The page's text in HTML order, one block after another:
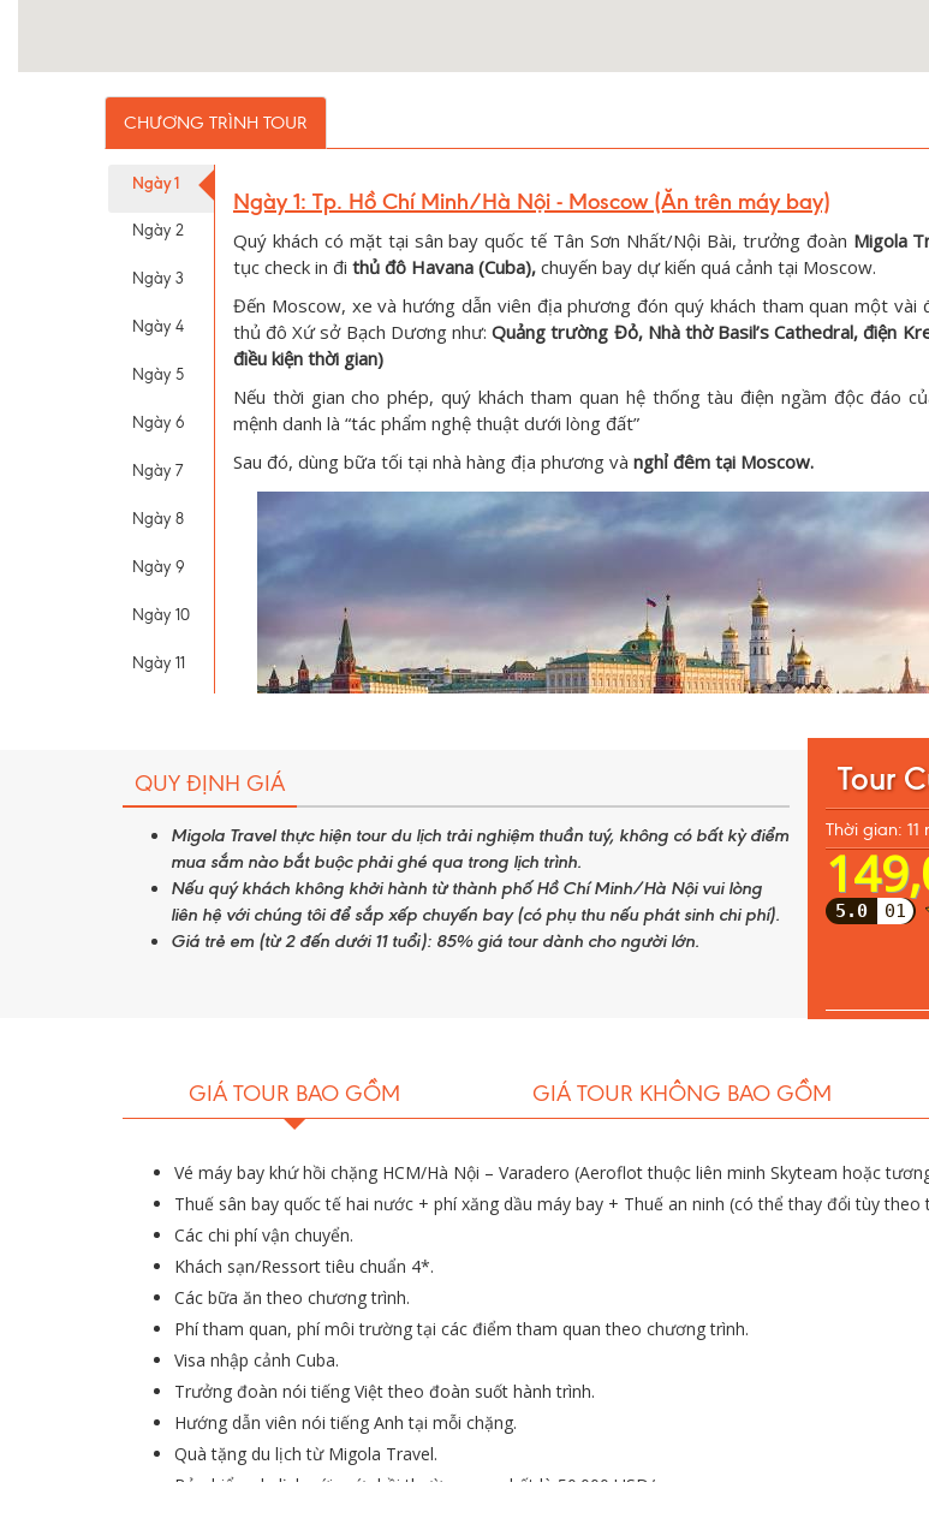
CHƯƠNG TRÌNH TOUR
Ngày 1
Ngày 2
Ngày 3
Ngày 4
Ngày 5
Ngày 6
Ngày 7
Ngày 8
Ngày 9
Ngày 10
Ngày 11
Ngày 1: Tp. Hồ Chí Minh/Hà Nội - Moscow (Ăn trên máy bay)
Quý khách có mặt tại sân bay quốc tế Tân Sơn Nhất/Nội Bài, trưởng đoàn Migola
tục check in đi thủ đô Havana (Cuba), chuyến bay dự kiến quá cảnh tại Moscow.
Đến Moscow, xe và hướng dẫn viên địa phương đón quý khách tham quan một vài
thủ đô Xứ sở Bạch Dương như:Quảng trường Đỏ, Nhà thờ Basil’s Cathedral, điện
điều kiện thời gian)
Nếu thời gian cho phép, quý khách tham quan hệ thống tàu điện ngầm độc đáo
mệnh danh là “tác phẩm nghệ thuật dưới lòng đất”
Sau đó, dùng bữa tối tại nhà hàng địa phương và nghỉ đêm tại Moscow.
QUY ĐỊNH GIÁ
Migola Travel thực hiện tour du lịch trải nghiệm thuần tuý, không có bất kỳ điểm
mua sắm nào bắt buộc phải ghé qua trong lịch trình.
Nếu quý khách không khởi hành từ thành phố Hồ Chí Minh/Hà Nội vui lòng
liên hệ với chúng tôi để sắp xếp chuyến bay (có phụ thu nếu phát sinh chi phí).
Giá trẻ em (từ 2 đến dưới 11 tuổi): 85% giá tour dành cho người lớn.
Tour
Thời gian: 11
5.0 01
GIÁ TOUR BAO GỒM GIÁ TOUR KHÔNG BAO GỒM
Vé máy bay khứ hồi chặng HCM/Hà Nội – Varadero (Aeroflot thuộc liên minh Skyteam hoặc
Thuế sân bay quốc tế hai nước + phí xăng dầu máy bay + Thuế an ninh (có thể thay đổi tùy theo
Các chi phí vận chuyển.
Khách sạn/Ressort tiêu chuẩn 4*.
Các bữa ăn theo chương trình.
Phí tham quan, phí môi trường tại các điểm tham quan theo chương trình.
Visa nhập cảnh Cuba.
Trưởng đoàn nói tiếng Việt theo đoàn suốt hành trình.
Hướng dẫn viên nói tiếng Anh tại mỗi chặng.
Quà tặng du lịch từ Migola Travel.
Bảo hiểm du lịch với mức bồi thường cao nhất là 50.000 USD/vụ.